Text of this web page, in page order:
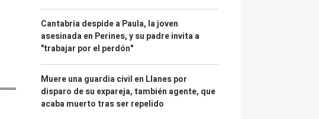
Cantabria despide a Paula, la joven
asesinada en Perines, y su padre invita a
"trabajar por el perdón"
Muere una guardia civil en Llanes por
disparo de su expareja, también agente, que
acaba muerto tras ser repelido